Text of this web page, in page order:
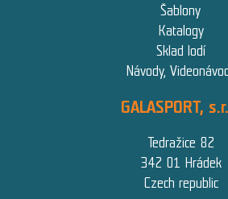
Šablony
Katalogy
Sklad lodí
Návody,
GALASPORT,
Tedražice 82
342 01 Hrádek
Czech republic